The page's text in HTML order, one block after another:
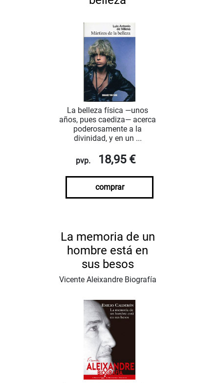
La belleza física —unos
años, pues caediza— acerca
poderosamente a la
divinidad, y en un ...
pvp. 18,95 €
comprar
La memoria de un
hombre está en
sus besos
Vicente Aleixandre Biografía